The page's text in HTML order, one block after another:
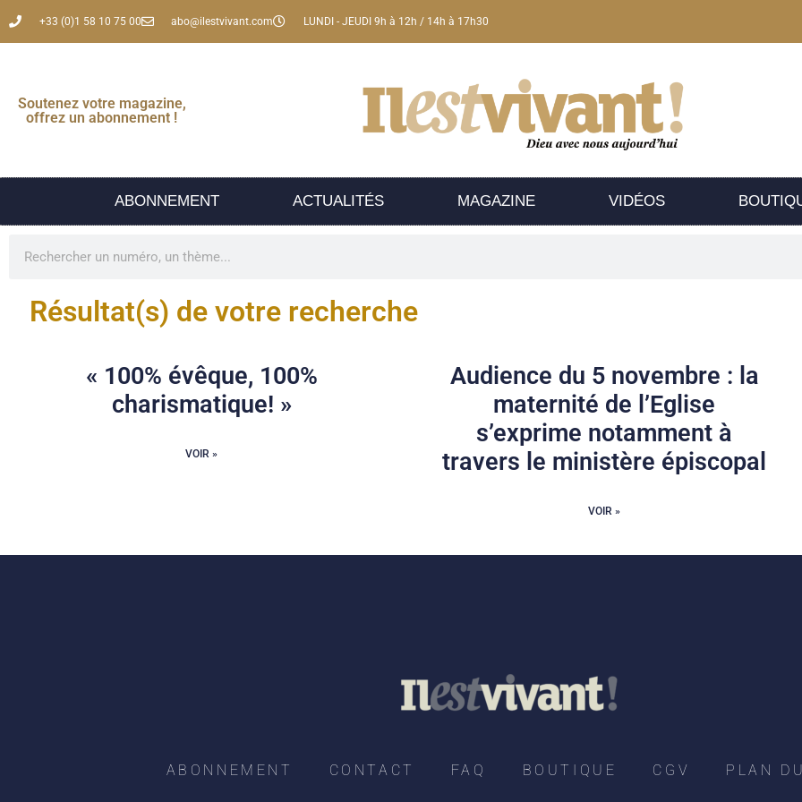
+33 (0)1 58 10 75 00 abo@ilestvivant.com LUNDI - JEUDI 9h à 12h / 14h à 17h30
Soutenez votre magazine,
offrez un abonnement !
ABONNEMENT ACTUALITÉS MAGAZINE VIDÉOS
Résultat(s) de votre recherche
« 100% évêque, 100%
charismatique! »
VOIR »
Audience du 5 novembre : la
maternité de l’Eglise
s’exprime notamment à
travers le ministère épiscopal
VOIR »
ABONNEMENT CONTACT FAQ BOUTIQUE CGV PLAN